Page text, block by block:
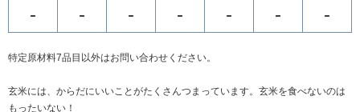
- - - - - - -
特定原材料7品目以外はお問い合わせください。
玄米には、からだにいいことがたくさんつまっています。玄米を食べないのは
もったいない！